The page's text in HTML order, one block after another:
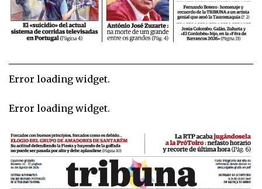
Error loading widget.
Error loading widget.